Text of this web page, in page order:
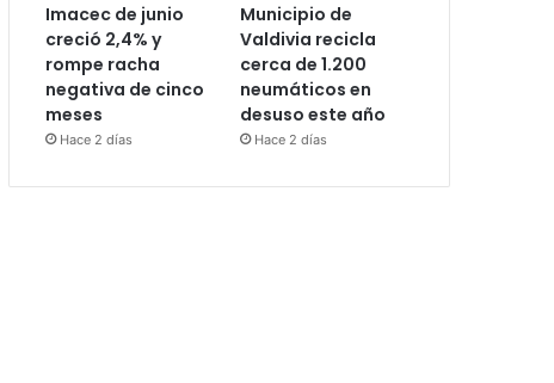
Imacec de junio
creció 2,4% y
rompe racha
negativa de cinco
meses
Hace 2 días
Municipio de
Valdivia recicla
cerca de 1.200
neumáticos en
desuso este año
Hace 2 días